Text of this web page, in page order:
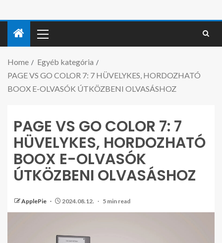
Home
Egyéb kategória
PAGE VS GO COLOR 7: 7 HÜVELYKES, HORDOZHATÓ
BOOX E-OLVASÓK ÚTKÖZBENI OLVASÁSHOZ
PAGE VS GO COLOR 7: 7
HÜVELYKES, HORDOZHATÓ
BOOX E-OLVASÓK
ÚTKÖZBENI OLVASÁSHOZ
ApplePie 2024.08.12. 5 min read